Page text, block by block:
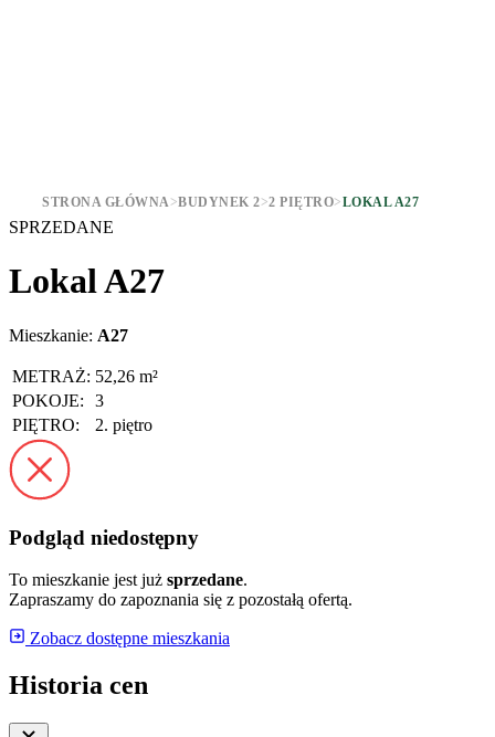
STRONA GŁÓWNA>BUDYNEK 2>2 PIĘTRO>LOKAL A27
SPRZEDANE
Lokal A27
Mieszkanie: A27
METRAŻ: 52,26 m²
POKOJE:
3
PIĘTRO:
2. piętro
Podgląd niedostępny
To mieszkanie jest już sprzedane.
Zapraszamy do zapoznania się z pozostałą ofertą.
Zobacz dostępne mieszkania
Historia cen